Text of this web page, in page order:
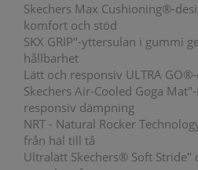
Skechers Max Cushioning®-
komfort och stöd
SKX GRIP"-yttersulan i gummi
hållbarhet
Lätt och responsiv ULTRA
Skechers Air-Cooled Goga
responsiv dämpning
NRT - Natural Rocker
från häl till tå
Ultralätt Skechers® Soft